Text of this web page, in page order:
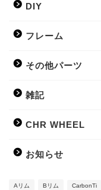
DIY
フレーム
その他パーツ
雑記
CHR WHEEL
お知らせ
Aリム Bリム CarbonTi